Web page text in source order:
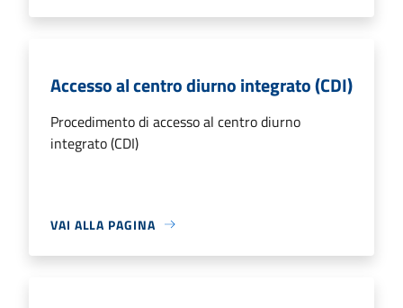
Accesso al centro diurno integrato (CDI)
Procedimento di accesso al centro diurno
integrato (CDI)
VAI ALLA PAGINA